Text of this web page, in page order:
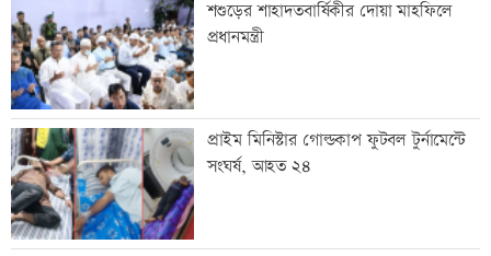
শশুড়ের শাহাদতবার্ষিকীর দোয়া মাহফিলে
প্রধানমন্ত্রী
প্রাইম মিনিস্টার গোল্ডকাপ ফুটবল টুর্নামেন্টে
সংঘর্ষ, আহত ২৪